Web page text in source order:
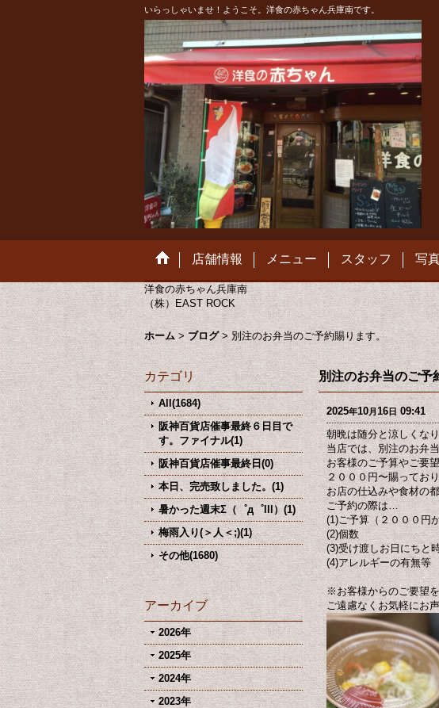
いらっしゃいませ！ようこそ。洋食の赤ちゃん兵庫南です。
店舗情報 メニュー スタッフ 写
洋食の赤ちゃん兵庫南
（株）EAST ROCK
ホーム > ブログ > 別注のお弁当のご予約賜ります。
カテゴリ
All(1684)
阪神百貨店催事最終６日目で
す。ファイナル(1)
阪神百貨店催事最終日(0)
本日、完売致しました。(1)
暑かった週末Σ（゜д゜lll）(1)
梅雨入り(＞人＜;)(1)
その他(1680)
アーカイブ
2026年
2025年
2024年
2023年
別注のお弁当のご予
2025年10月16日 09:41
朝晩は随分と涼しくな
当店では、別注のお弁
お客様のご予算やご要
２０００円〜賜っており
お店の仕込みや食材の
ご予約の際は…
(1)ご予算（２０００円
(2)個数
(3)受け渡しお日にちと
(4)アレルギーの有無等
※お客様からのご要望
ご遠慮なくお気軽にお